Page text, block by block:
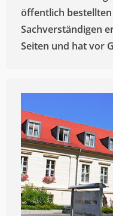
öffentlich
Sachverständigen
Seiten und hat vor